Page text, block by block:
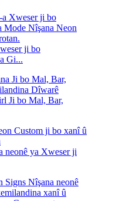
ji bo
Gi...
Ji bo Mal, Bar,
neonê ya Xweser ji